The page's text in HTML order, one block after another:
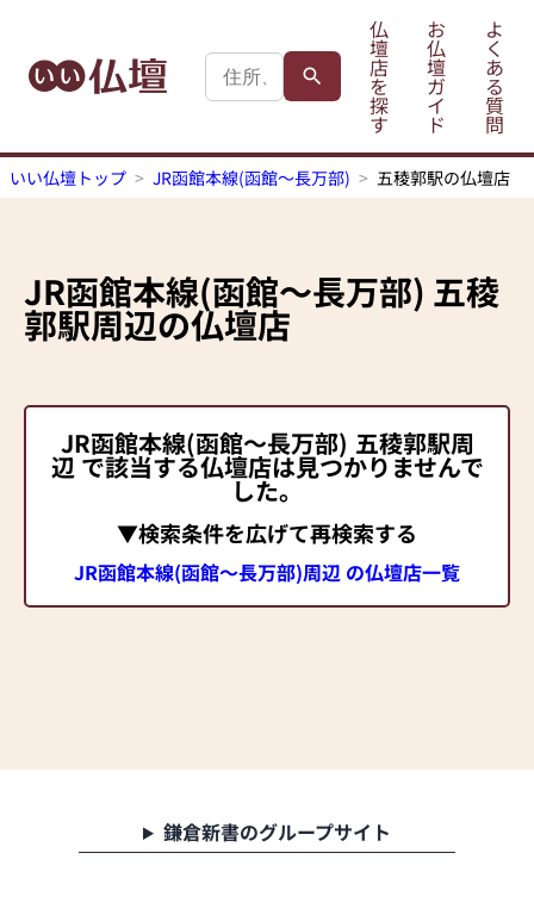
仏
壇
店
を
探
す
お
仏
壇
ガ
イ
ド
よ
く
あ
る
質
問
いい仏壇トップ JR函館本線(函館～長万部) 五稜郭駅の仏壇店
JR函館本線(函館～長万部) 五稜
郭駅周辺の仏壇店
JR函館本線(函館～長万部) 五稜郭駅周
辺 で該当する仏壇店は見つかりませんで
した。
▼検索条件を広げて再検索する
JR函館本線(函館～長万部)周辺 の仏壇店一覧
鎌倉新書のグループサイト